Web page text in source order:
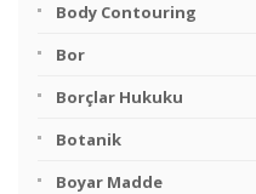
Body Contouring
Bor
Borçlar Hukuku
Botanik
Boyar Madde